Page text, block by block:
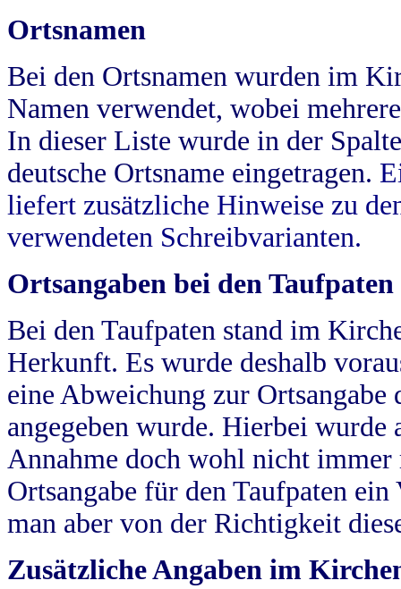
Ortsnamen
Bei den Ortsnamen wurden im
Namen verwendet, wobei
In dieser Liste wurde in der
deutsche Ortsname eingetragen.
liefert zusätzliche Hinweise zu
verwendeten Schreibvarianten.
Ortsangaben bei den Taufpaten
Bei den Taufpaten stand im
Herkunft. Es wurde deshalb
eine Abweichung zur
angegeben wurde. Hierbei wurde
Annahme doch wohl nicht
Ortsangabe für den Taufpaten
man aber von der Richtigkeit
Zusätzliche Angaben im